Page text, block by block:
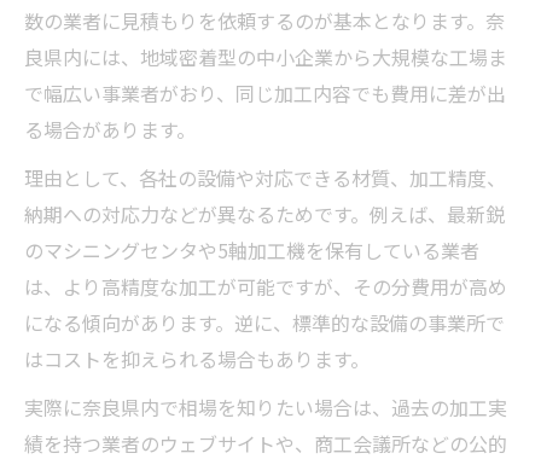
数の業者に見積もりを依頼するのが基本となります。奈
良県内には、地域密着型の中小企業から大規模な工場ま
で幅広い事業者がおり、同じ加工内容でも費用に差が出
る場合があります。
理由として、各社の設備や対応できる材質、加工精度、
納期への対応力などが異なるためです。例えば、最新鋭
のマシニングセンタや5軸加工機を保有している業者
は、より高精度な加工が可能ですが、その分費用が高め
になる傾向があります。逆に、標準的な設備の事業所で
はコストを抑えられる場合もあります。
実際に奈良県内で相場を知りたい場合は、過去の加工実
績を持つ業者のウェブサイトや、商工会議所などの公的